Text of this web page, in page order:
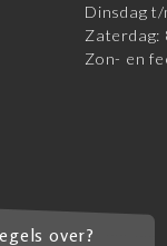
Dinsdag
Zaterdag:
Zon- en
over?